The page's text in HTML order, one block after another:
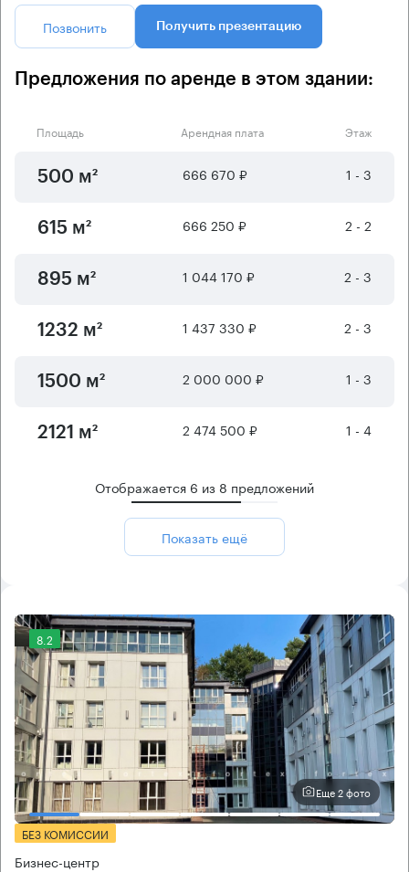
Позвонить Получить презентацию
Предложения по аренде в этом здании:
Площадь Арендная плата Этаж
500 м² 666 670 ₽ 1 - 3
615 м² 666 250 ₽ 2 - 2
895 м² 1 044 170 ₽ 2 - 3
1232 м² 1 437 330 ₽ 2 - 3
1500 м² 2 000 000 ₽ 1 - 3
2121 м² 2 474 500 ₽ 1 - 4
Отображается 6 из 8 предложений
Показать ещё
8.2
Еще 2 фото
БЕЗ КОМИССИИ
Бизнес-центр